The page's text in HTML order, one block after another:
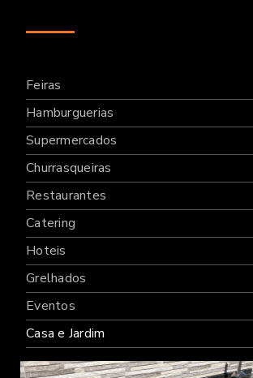
Feiras
Hamburguerias
Supermercados
Churrasqueiras
Restaurantes
Catering
Hoteis
Grelhados
Eventos
Casa e Jardim